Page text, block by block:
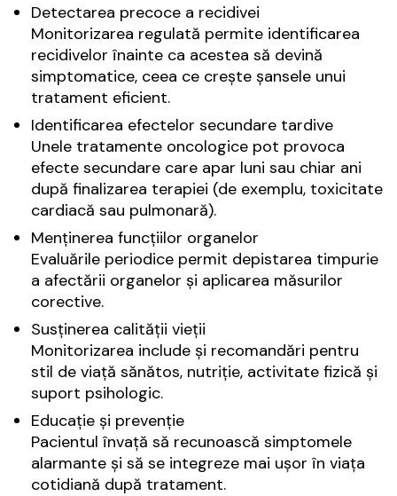
Detectarea precoce a recidivei
Monitorizarea regulată permite identificarea
recidivelor înainte ca acestea să devină
simptomatice, ceea ce crește șansele unui
tratament eficient.
Identificarea efectelor secundare tardive
Unele tratamente oncologice pot provoca
efecte secundare care apar luni sau chiar ani
după finalizarea terapiei (de exemplu, toxicitate
cardiacă sau pulmonară).
Menținerea funcțiilor organelor
Evaluările periodice permit depistarea timpurie
a afectării organelor și aplicarea măsurilor
corective.
Susținerea calității vieții
Monitorizarea include și recomandări pentru
stil de viață sănătos, nutriție, activitate fizică și
suport psihologic.
Educație și prevenție
Pacientul învață să recunoască simptomele
alarmante și să se integreze mai ușor în viața
cotidiană după tratament.